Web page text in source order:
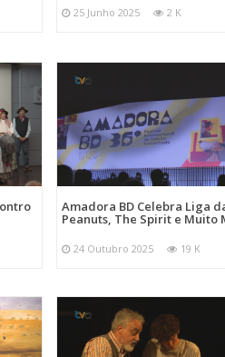
25 Junho 2025 2 K
Amadora BD Celebra Liga
Peanuts, The Spirit e Muito
24 Outubro 2025 19 K